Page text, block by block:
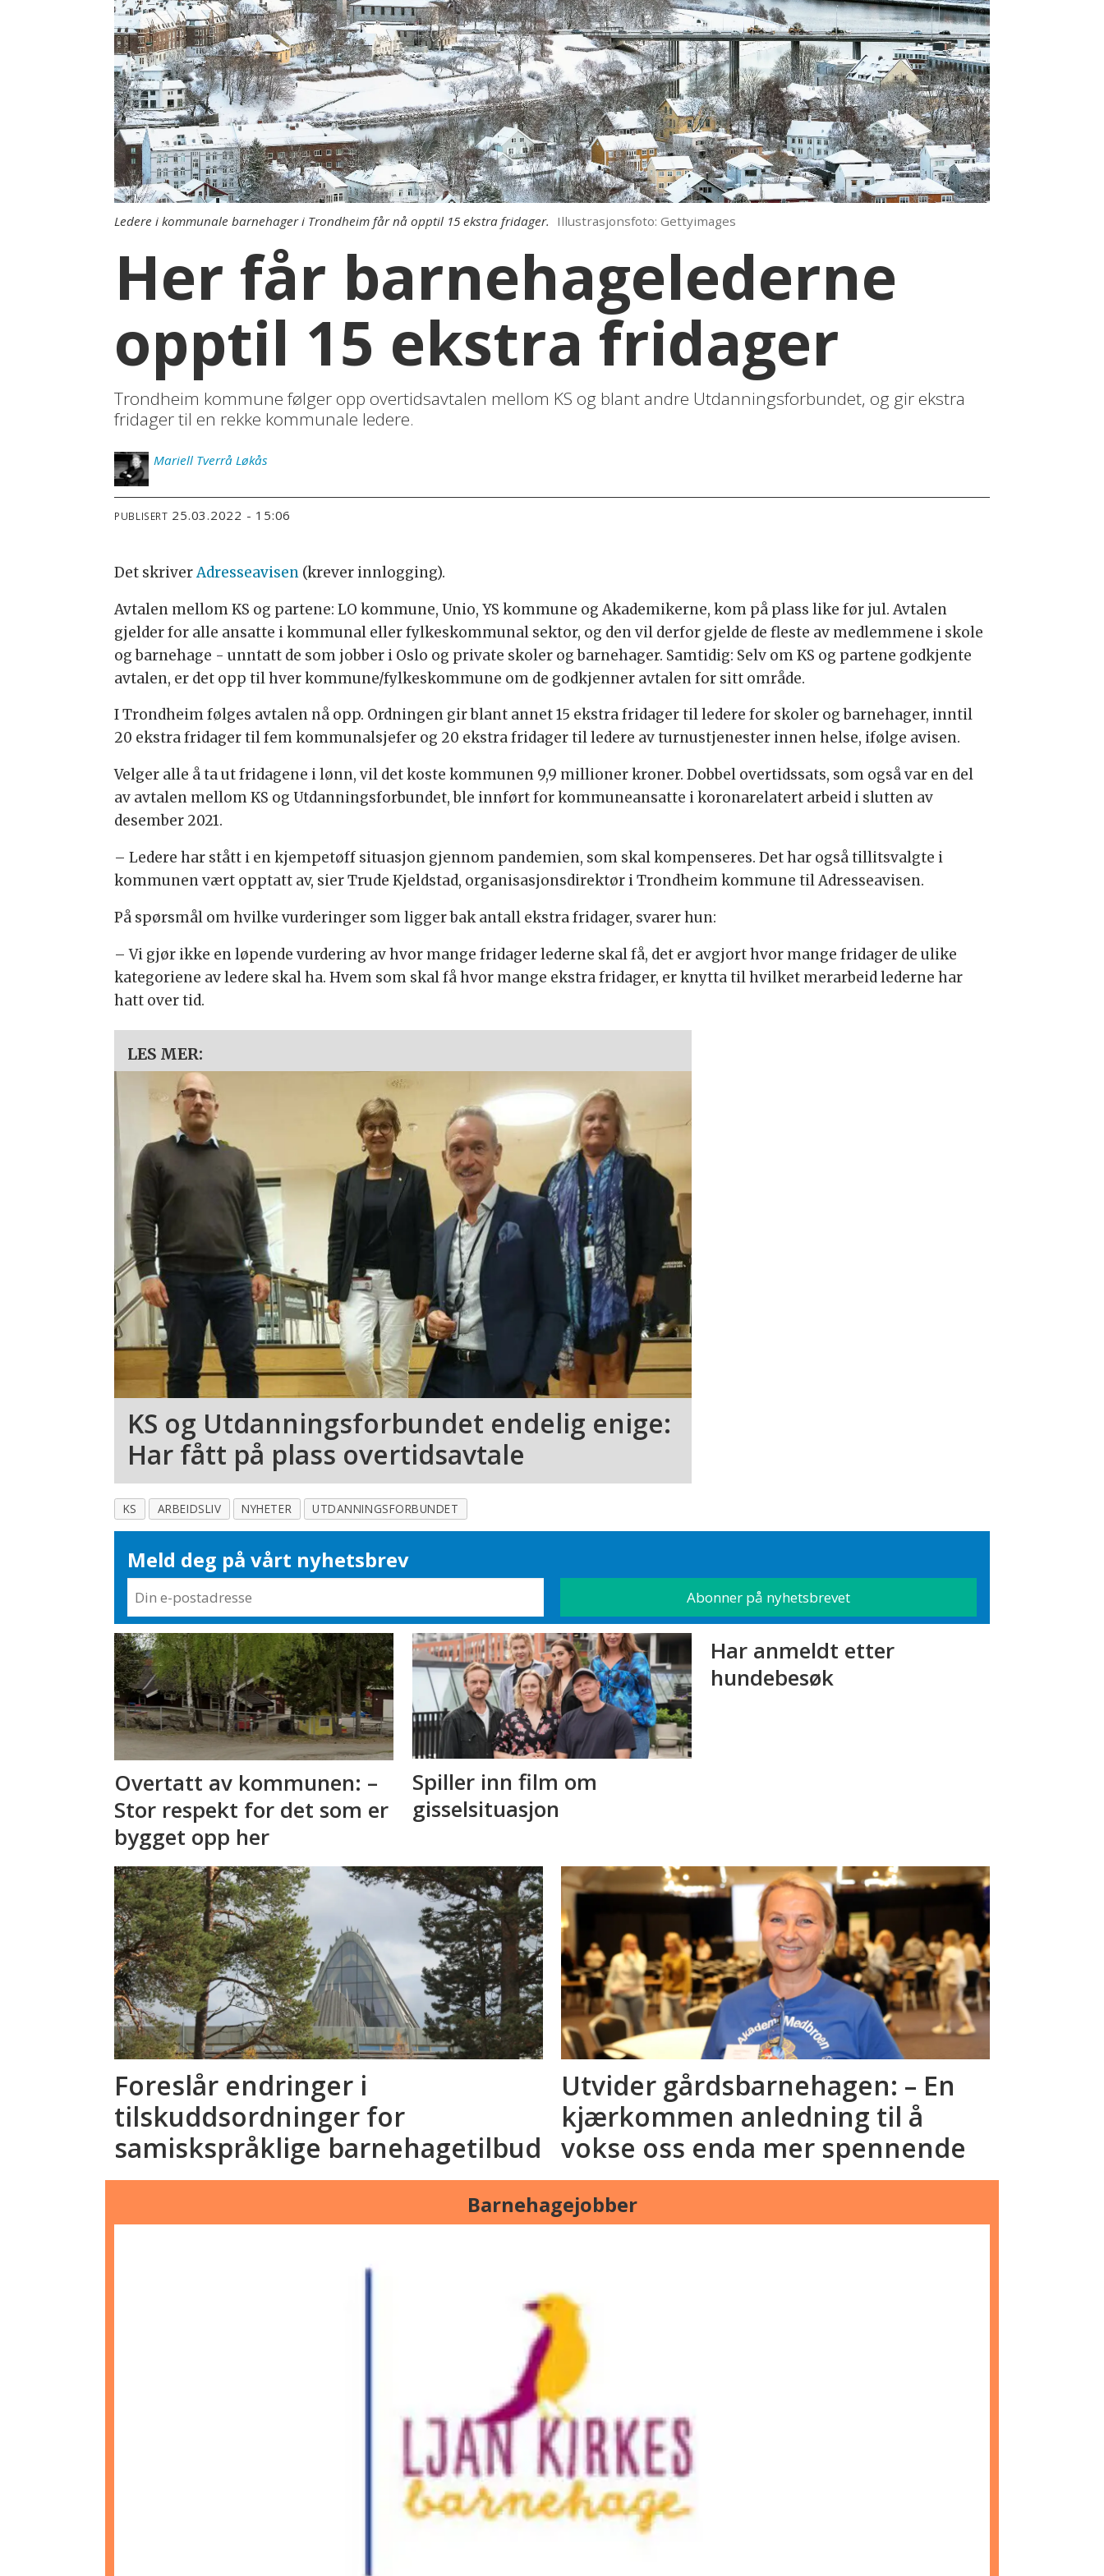
Ledere i kommunale barnehager i Trondheim får nå opptil 15 ekstra fridager. Illustrasjonsfoto: Gettyimages
Her får barnehagelederne
opptil 15 ekstra fridager
Trondheim kommune følger opp overtidsavtalen mellom KS og blant andre Utdanningsforbundet, og gir ekstra
fridager til en rekke kommunale ledere.
Mariell Tverrå Løkås
PUBLISERT 25.03.2022 - 15:06
Det skriverAdresseavisen (krever innlogging).
Avtalen mellom KS og partene: LO kommune, Unio, YS kommune og Akademikerne, kom på plass like før jul. Avtalen
gjelder for alle ansatte i kommunal eller fylkeskommunal sektor, og den vil derfor gjelde de fleste av medlemmene i skole
og barnehage - unntatt de som jobber i Oslo og private skoler og barnehager. Samtidig: Selv om KS og partene godkjente
avtalen, er det opp til hver kommune/fylkeskommune om de godkjenner avtalen for sitt område.
I Trondheim følges avtalen nå opp. Ordningen gir blant annet 15 ekstra fridager til ledere for skoler ogbarnehager, inntil
20 ekstra fridager til fem kommunalsjefer og 20 ekstra fridager til ledere av turnustjenester innen helse, ifølge avisen.
Velger alle å ta ut fridagene i lønn, vil det koste kommunen 9,9 millioner kroner. Dobbel overtidssats, som også var en del
av avtalen mellom KS og Utdanningsforbundet, ble innført for kommuneansatte i koronarelatert arbeid i slutten av
desember 2021.
– Ledere har stått i en kjempetøff situasjon gjennom pandemien, som skal kompenseres. Det har også tillitsvalgte i
kommunen vært opptatt av, sier Trude Kjeldstad, organisasjonsdirektør i Trondheim kommune til Adresseavisen.
På spørsmål om hvilke vurderinger som ligger bak antall ekstra fridager, svarer hun:
– Vi gjør ikke en løpende vurdering av hvor mange fridager lederne skal få, det er avgjort hvor mange fridager de ulike
kategoriene av ledere skal ha. Hvem som skal få hvor mange ekstra fridager, er knytta til hvilket merarbeid lederne har
hatt over tid.
LES MER:
KS og Utdanningsforbundet endelig enige:
Har fått på plass overtidsavtale
KS ARBEIDSLIV NYHETER UTDANNINGSFORBUNDET
Meld deg på vårt nyhetsbrev
Overtatt av kommunen: –
Stor respekt for det som er
bygget opp her
Spiller inn film om
gisselsituasjon
Har anmeldt etter
hundebesøk
Foreslår endringer i
tilskuddsordninger for
samiskspråklige barnehagetilbud
Utvider gårdsbarnehagen: – En
kjærkommen anledning til å
vokse oss enda mer spennende
Barnehagejobber